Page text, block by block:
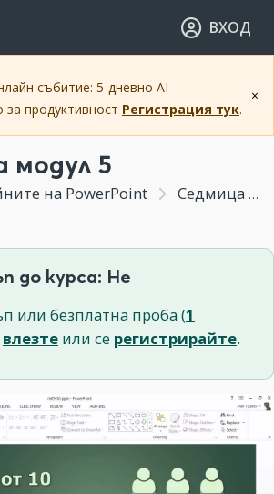
съдържание
ВХОД
×
събитие: 5-дневно AI
за продуктивност Регистрация тук.
модул 5
на PowerPoint Седмица 5 - Графични елементи. Намиране, създаване и модифициране на фигури и икони.
до курса: Не
или безплатна проба (1
влезте или се регистрирайте.